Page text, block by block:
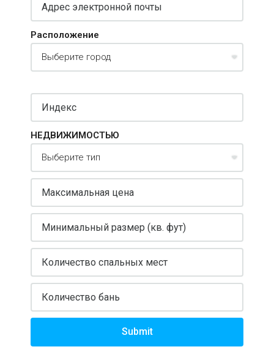
Расположение
НЕДВИЖИМОСТЬЮ
Submit